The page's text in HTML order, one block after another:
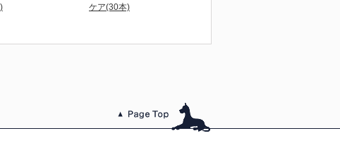
ケア(30本)